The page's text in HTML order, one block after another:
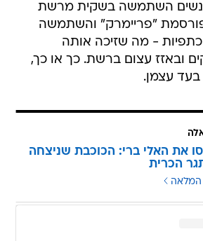
השתמשה בשקית מרשת
"פריימרק" והשתמשה
כתפיות - מה שזיכה אותה
ובאזז עצום ברשת. כך או כך,
עצמן.
את האלי ברי: הכוכבת שניצחה
הכרית